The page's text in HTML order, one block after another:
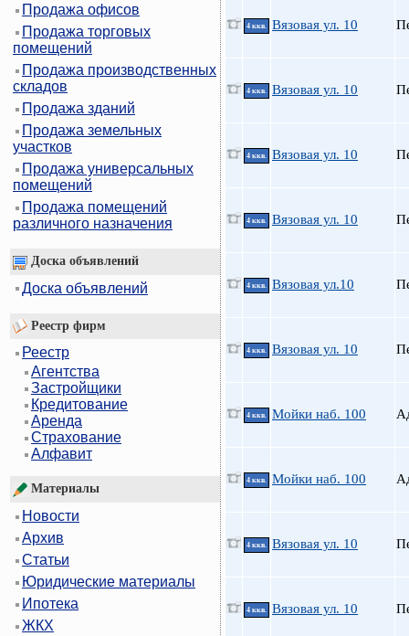
Продажа офисов
Продажа торговых
помещений
Продажа производственных
складов
Продажа зданий
Продажа земельных
участков
Продажа универсальных
помещений
Продажа помещений
различного назначения
Доска объявлений
Доска объявлений
Реестр фирм
Реестр
Агентства
Застройщики
Кредитование
Аренда
Страхование
Алфавит
Материалы
Новости
Архив
Статьи
Юридические материалы
Ипотека
ЖКХ
4 ккв. Вязовая ул. 10
4 ккв. Вязовая ул. 10
4 ккв. Вязовая ул. 10
4 ккв. Вязовая ул. 10
4 ккв. Вязовая ул.10
4 ккв. Вязовая ул. 10
4 ккв. Мойки наб. 100
4 ккв. Мойки наб. 100
4 ккв. Вязовая ул. 10
4 ккв. Вязовая ул. 10